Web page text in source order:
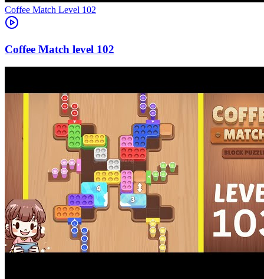
Level 102
102